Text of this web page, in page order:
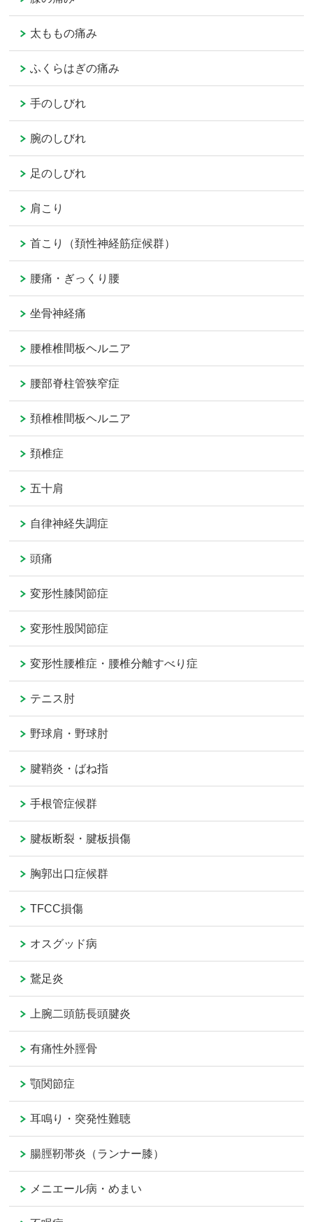
太ももの痛み
ふくらはぎの痛み
手のしびれ
腕のしびれ
足のしびれ
肩こり
首こり（頚性神経筋症候群）
腰痛・ぎっくり腰
坐骨神経痛
腰椎椎間板ヘルニア
腰部脊柱管狭窄症
頚椎椎間板ヘルニア
頚椎症
五十肩
自律神経失調症
頭痛
変形性膝関節症
変形性股関節症
変形性腰椎症・腰椎分離すべり症
テニス肘
野球肩・野球肘
腱鞘炎・ばね指
手根管症候群
腱板断裂・腱板損傷
胸郭出口症候群
TFCC損傷
オスグッド病
鵞足炎
上腕二頭筋長頭腱炎
有痛性外脛骨
顎関節症
耳鳴り・突発性難聴
腸脛靭帯炎（ランナー膝）
メニエール病・めまい